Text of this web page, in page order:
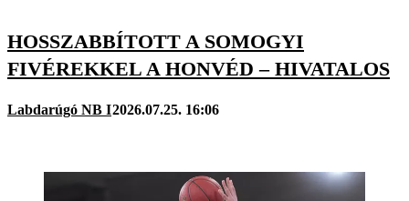
HOSSZABBÍTOTT A SOMOGYI
FIVÉREKKEL A HONVÉD – HIVATALOS
Labdarúgó NB I2026.07.25. 16:06